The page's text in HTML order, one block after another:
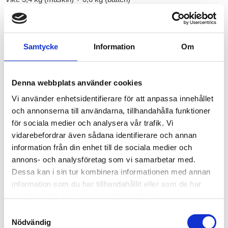
Samtycke Information Om
Denna webbplats använder cookies
Vi använder enhetsidentifierare för att anpassa innehållet
och annonserna till användarna, tillhandahålla funktioner
för sociala medier och analysera vår trafik. Vi
vidarebefordrar även sådana identifierare och annan
information från din enhet till de sociala medier och
annons- och analysföretag som vi samarbetar med.
Dessa kan i sin tur kombinera informationen med annan
information som du har tillhandahållit eller som de har
Nödvändig
Färg: Orange
Leveransomfattning: Bandningsmaskin, 2 batterier, laddare,
Bandbredd: 16 mm
Egenskaper: Hög hållfasthet, fukt- och UV-beständig
RELATERADE PRODUKTER